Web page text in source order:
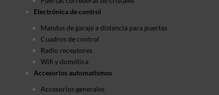
Electrónica de control
Mandos de garaje a distancia para puertas
Cuadros de control
Radio receptores
Wifi y domótica
Accesorios automatismos
Accesorios generales